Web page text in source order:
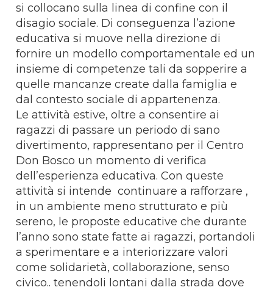
si collocano sulla linea di confine con il
disagio sociale. Di conseguenza l’azione
educativa si muove nella direzione di
fornire un modello comportamentale ed un
insieme di competenze tali da sopperire a
quelle mancanze create dalla famiglia e
dal contesto sociale di appartenenza.
Le attività estive, oltre a consentire ai
ragazzi di passare un periodo di sano
divertimento, rappresentano per il Centro
Don Bosco un momento di verifica
dell’esperienza educativa. Con queste
attività si intende continuare a rafforzare ,
in un ambiente meno strutturato e più
sereno, le proposte educative che durante
l’anno sono state fatte ai ragazzi, portandoli
a sperimentare e a interiorizzare valori
come solidarietà, collaborazione, senso
civico.. tenendoli lontani dalla strada dove